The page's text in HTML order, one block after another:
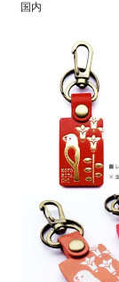
国内